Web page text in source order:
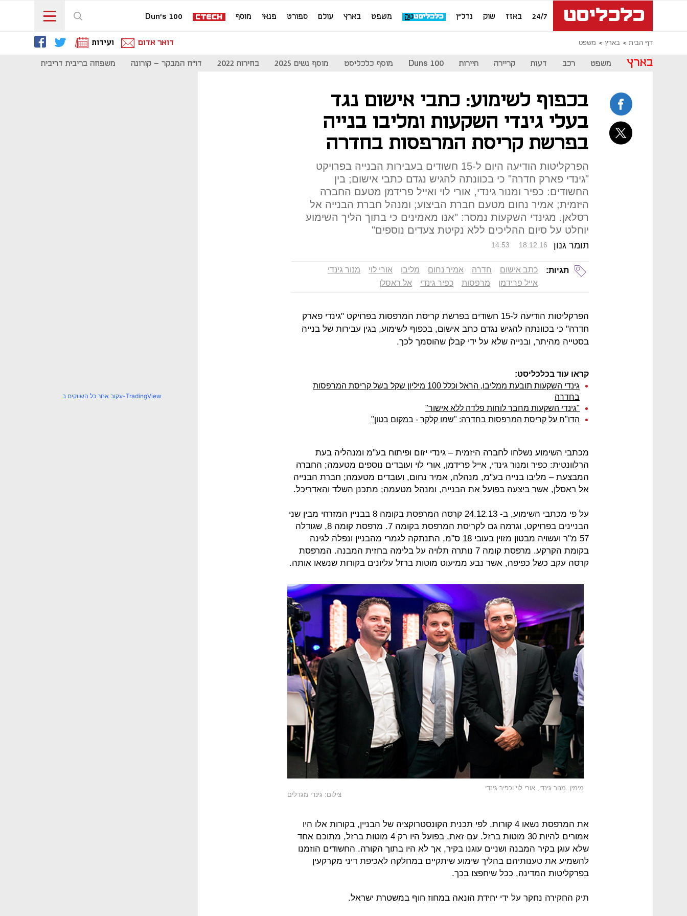
24/7 באזז שוק נדל"ן משפט בארץ עולם ספורט פנאי מוסף Dun's 100
דף הבית בארץ משפט דואר אדום ועידות
בארץ משפט רכב דעות קריירה תיירות Duns 100 מוסף כלכליסט מוסף נשים 2025 בחירות 2022 דו"ח המבקר - קורונה משפחה בריבית דריבית
בכפוף לשימוע: כתבי אישום נגד
בעלי גינדי השקעות ומליבו בנייה
בפרשת קריסת המרפסות בחדרה
הפרקליטות הודיעה היום ל-15 חשודים בעבירות הבנייה בפרויקט
"גינדי פארק חדרה" כי בכוונתה להגיש נגדם כתבי אישום; בין
החשודים: כפיר ומנור גינדי, אורי לוי ואייל פרידמן מטעם החברה
היזמית; אמיר נחום מטעם חברת הביצוע; ומנהל חברת הבנייה אל
רסלאן. מגינדי השקעות נמסר: "אנו מאמינים כי בתוך הליך השימוע
יוחלט על סיום ההליכים ללא נקיטת צעדים נוספים"
תומר גנון 14:53 18.12.16
תגיות: כתב אישום חדרה אמיר נחום מליבו אורי לוי
מנור גינדי
אייל פרידמן
מרפסות כפיר גינדי אל ראסלן
הפרקליטות הודיעה ל-15 חשודים בפרשת קריסת המרפסות בפרויקט "גינדי פארק
חדרה" כי בכוונתה להגיש נגדם כתב אישום, בכפוף לשימוע, בגין עבירות של בנייה
בסטייה מהיתר, ובנייה שלא על ידי קבלן שהוסמך לכך.
קראו עוד בכלכליסט:
גינדי השקעות תובעת ממליבו, הראל וכלל 100 מיליון שקל בשל קריסת המרפסות
בחדרה
"גינדי השקעות מחבר לוחות פלדה ללא אישור"
הדו"ח על קריסת המרפסות בחדרה: "שמו קלקר - במקום בטון"
מכתבי השימוע נשלחו לחברה היזמית – גינדי יזום ופיתוח בע"מ ומנהליה בעת
הרלוונטית: כפיר ומנור גינדי, אייל פרידמן, אורי לוי ועובדים נוספים מטעמה; החברה
המבצעת – מליבו בנייה בע"מ, מנהלה, אמיר נחום, ועובדים מטעמה; חברת הבנייה
אל ראסלן, אשר ביצעה בפועל את הבנייה, ומנהל מטעמה; מתכנן השלד והאדריכל.
על פי מכתבי השימוע, ב- 24.12.13 קרסה המרפסת בקומה 8 בבניין המזרחי מבין שני
הבניינים בפרויקט, וגרמה גם לקריסת המרפסת בקומה 7. מרפסת קומה 8, שגודלה
57 מ"ר ועשויה מבטון מזוין בעובי 18 ס"מ, התנתקה לגמרי מהבניין ונפלה לגינה
בקומת הקרקע. מרפסת קומה 7 נותרה תלויה על בלימה בחזית המבנה. המרפסת
קרסה עקב כשל כפיפה, אשר נבע ממיעוט מוטות ברזל עליונים בקורות שנשאו אותה.
מימין: מנור גינדי, אורי לוי וכפיר גינדי
צילום: גינדי מגדלים
את המרפסת נשאו 4 קורות. לפי תכנית הקונסטרוקציה של הבניין, בקורות אלו היו
אמורים להיות 30 מוטות ברזל. עם זאת, בפועל היו רק 4 מוטות ברזל, מתוכם אחד
שלא עוגן בקיר המבנה ושניים עוגנו בקיר, אך לא היו בתוך הקורה. החשודים הוזמנו
להשמיע את טענותיהם בהליך שימוע שיתקיים במחלקה לאכיפת דיני מקרקעין
בפרקליטות המדינה, ככל שיחפצו בכך.
תיק החקירה נחקר על ידי יחידת הונאה במחוז חוף במשטרת ישראל.
עקוב אחר כל השווקים ב-TradingView